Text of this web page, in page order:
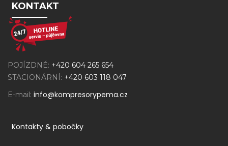
KONTAKT
POJÍZDNÉ: +420 604 265 654
STACIONÁRNÍ: +420 603 118 047
E-mail: info@kompresorypema.cz
Kontakty & pobočky